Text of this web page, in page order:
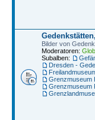
Bilder von
Moderatoren:
Subalben:
Dresden -
Grenzmuseum
Grenzmuseum